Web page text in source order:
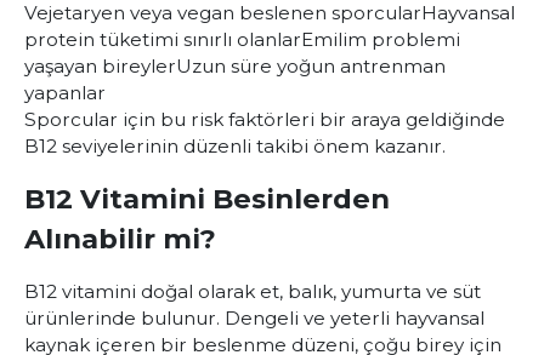
Vejetaryen veya vegan beslenen sporcularHayvansal
protein tüketimi sınırlı olanlarEmilim problemi
yaşayan bireylerUzun süre yoğun antrenman
yapanlar
Sporcular için bu risk faktörleri bir araya geldiğinde
B12 seviyelerinin düzenli takibi önem kazanır.
B12 Vitamini Besinlerden
Alınabilir mi?
B12 vitamini doğal olarak et, balık, yumurta ve süt
ürünlerinde bulunur. Dengeli ve yeterli hayvansal
kaynak içeren bir beslenme düzeni, çoğu birey için